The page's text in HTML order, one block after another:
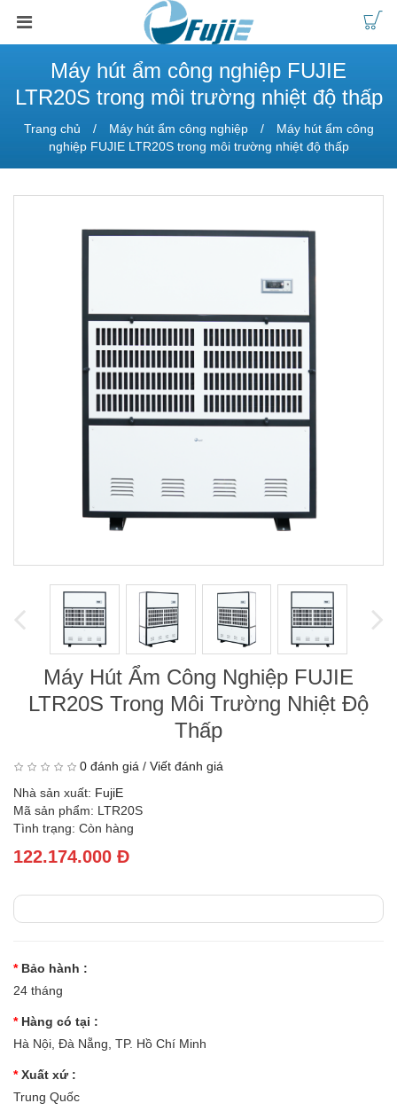
Máy hút ẩm công nghiệp FUJIE
LTR20S trong môi trường nhiệt độ thấp
Trang chủ Máy hút ẩm công nghiệp
Máy hút ẩm công
nghiệp FUJIE LTR20S trong môi trường nhiệt độ thấp
Máy Hút Ẩm Công Nghiệp FUJIE
LTR20S Trong Môi Trường Nhiệt Độ
Thấp
0 đánh giá / Viết đánh giá
Nhà sản xuất: FujiE
Mã sản phẩm: LTR20S
Tình trạng: Còn hàng
122.174.000 Đ
Bảo hành :
24 tháng
Hàng có tại :
Hà Nội, Đà Nẵng, TP. Hồ Chí Minh
Xuất xứ :
Trung Quốc